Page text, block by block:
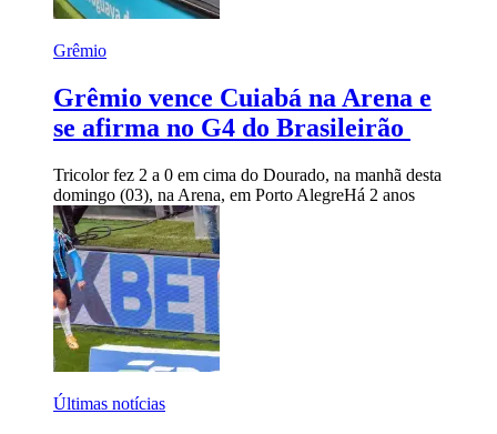
Grêmio
Grêmio vence Cuiabá na Arena e
se afirma no G4 do Brasileirão
Tricolor fez 2 a 0 em cima do Dourado, na manhã desta
domingo (03), na Arena, em Porto AlegreHá 2 anos
Últimas notícias